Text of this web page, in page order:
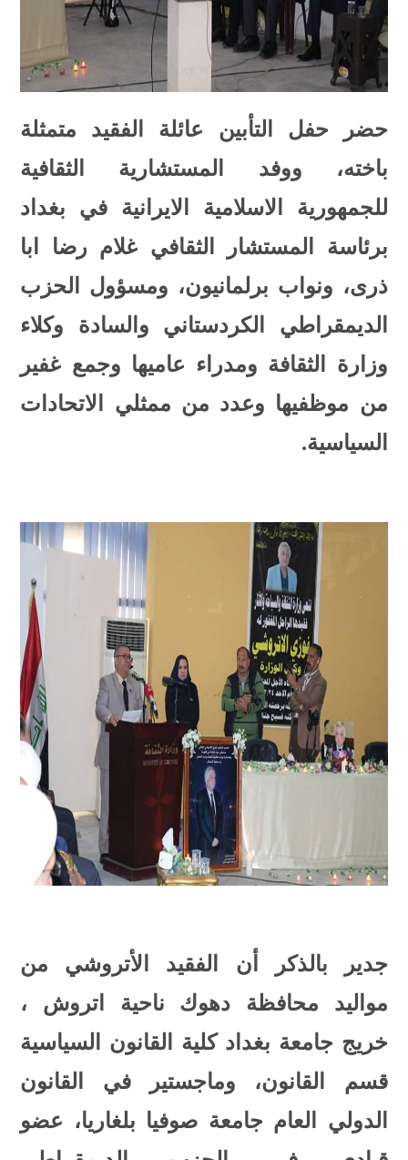
حضر حفل التأبين عائلة الفقيد متمثلة
باخته، ووفد المستشارية الثقافية
للجمهورية الاسلامية الايرانية في بغداد
برئاسة المستشار الثقافي غلام رضا ابا
ذرى، ونواب برلمانيون، ومسؤول الحزب
الديمقراطي الكردستاني والسادة وكلاء
وزارة الثقافة ومدراء عاميها وجمع غفير
من موظفيها وعدد من ممثلي الاتحادات
السياسية.
جدير بالذكر أن الفقيد الأتروشي من
مواليد محافظة دهوك ناحية اتروش ،
خريج جامعة بغداد كلية القانون السياسية
قسم القانون، وماجستير في القانون
الدولي العام جامعة صوفيا بلغاريا، عضو